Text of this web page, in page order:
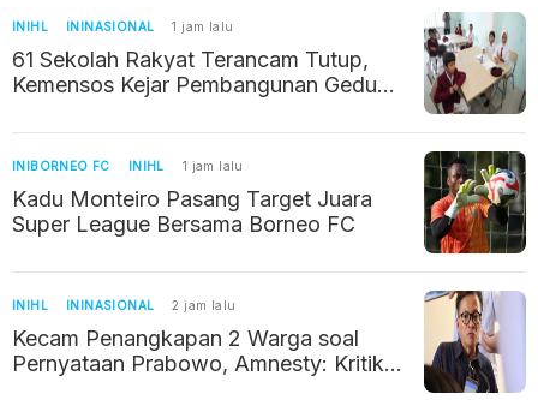
INIHL ININASIONAL 1 jam lalu
61 Sekolah Rakyat Terancam Tutup,
Kemensos Kejar Pembangunan Gedung
INIBORNEO FC INIHL 1 jam lalu
Kadu Monteiro Pasang Target Juara
Super League Bersama Borneo FC
INIHL ININASIONAL 2 jam lalu
Kecam Penangkapan 2 Warga soal
Pernyataan Prabowo, Amnesty: Kritik